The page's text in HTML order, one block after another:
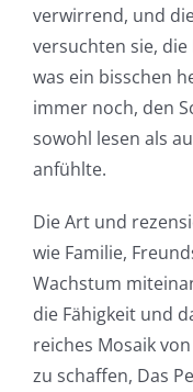
verwirrend, und
versuchten sie,
was ein bisschen
immer noch, den
sowohl lesen als
anfühlte.
Die Art und
wie Familie,
Wachstum
die Fähigkeit und
reiches Mosaik
zu schaffen, Das